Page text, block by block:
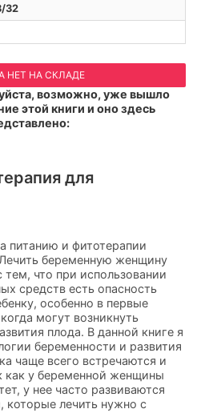
32
НЕТ НА СКЛАДЕ
возможно, уже вышло
этой книги и оно здесь
для
питанию и фитотерапии
беременную женщину
тем, что при использовании
средств есть опасность
особенно в первые
могут возникнуть
плода. В данной книге я
беременности и развития
чаще всего встречаются и
как у беременной женщины
у нее часто развиваются
которые лечить нужно с